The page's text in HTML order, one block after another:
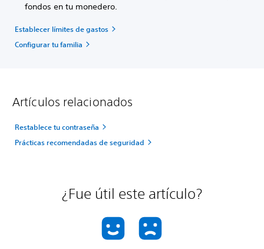
fondos en tu monedero.
Establecer límites de gastos
Configurar tu familia
Artículos relacionados
Restablece tu contraseña
Prácticas recomendadas de seguridad
¿Fue útil este artículo?